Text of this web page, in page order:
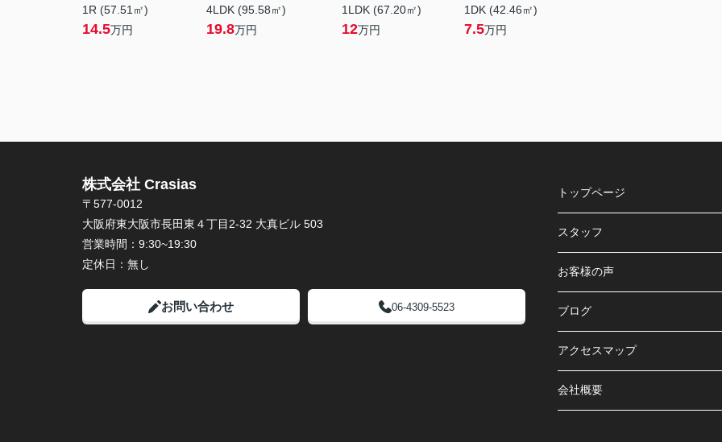
1R (57.51㎡)
14.5万円
4LDK (95.58㎡)
19.8万円
1LDK (67.20㎡)
12万円
1DK (42.46㎡)
7.5万円
株式会社 Crasias
〒577-0012
大阪府東大阪市長田東４丁目2-32 大真ビル 503
営業時間： 9:30~19:30
定休日： 無し
お問い合わせ 06-4309-5523
トップページ
スタッフ
お客様の声
ブログ
アクセスマップ
会社概要